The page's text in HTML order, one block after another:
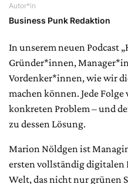
Autor*in
Business Punk Redaktion
In unserem neuen Podcast
Gründer*innen,
Vordenker*innen, wie wir
machen können. Jede
konkreten Problem – und
zu dessen Lösung.
Marion Nöldgen ist
ersten vollständig digitalen
Welt, das nicht nur grünen